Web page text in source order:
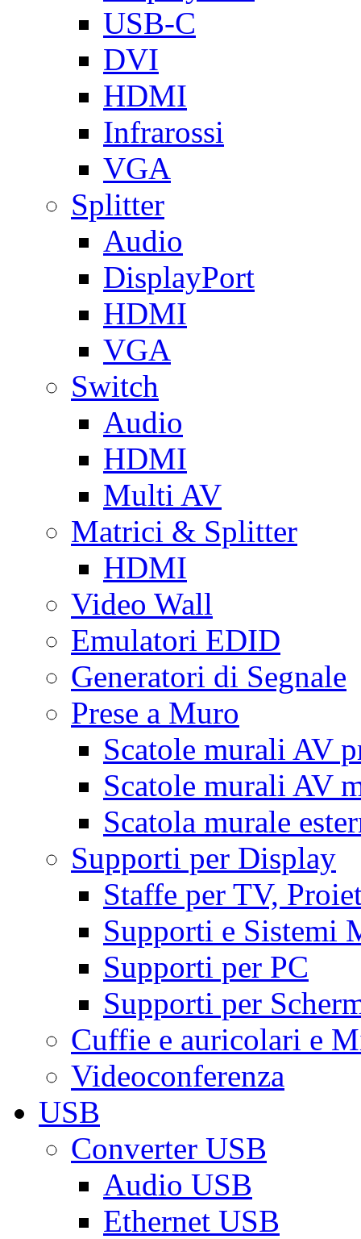
USB-C
DVI
HDMI
Infrarossi
VGA
Splitter
Audio
DisplayPort
HDMI
VGA
Switch
Audio
HDMI
Multi AV
Matrici & Splitter
HDMI
Video Wall
Emulatori EDID
Generatori di Segnale
Prese a Muro
Scatole murali AV
Scatole murali AV
Scatola murale
Supporti per Display
Staffe per TV,
Supporti e Sistemi
Supporti per PC
Supporti per
Cuffie e auricolari e
Videoconferenza
USB
Converter USB
Audio USB
Ethernet USB